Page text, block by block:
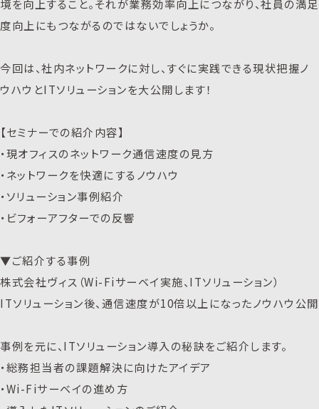
境を向上すること。それが業務効率向上につながり、社員の満足
度向上にもつながるのではないでしょうか。
今回は、社内ネットワークに対し、すぐに実践できる現状把握ノ
ウハウとITソリューションを大公開します！
【セミナーでの紹介内容】
・現オフィスのネットワーク通信速度の見方
・ネットワークを快適にするノウハウ
・ソリューション事例紹介
・ビフォーアフターでの反響
▼ご紹介する事例
株式会社ヴィス（Wi-Fiサーベイ実施、ITソリューション）
ITソリューション後、通信速度が10倍以上になったノウハウ公開
事例を元に、ITソリューション導入の秘訣をご紹介します。
・総務担当者の課題解決に向けたアイデア
・Wi-Fiサーベイの進め方